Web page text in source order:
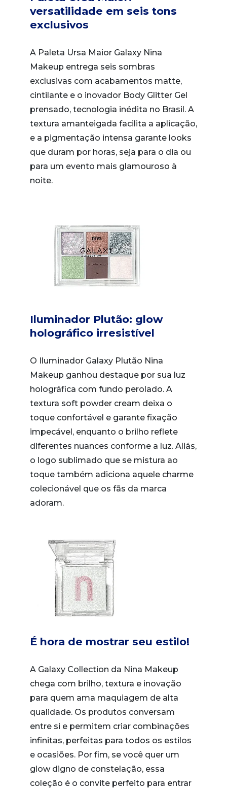
versatilidade em seis tons
exclusivos
A Paleta Ursa Maior Galaxy Nina
Makeup entrega seis sombras
exclusivas com acabamentos matte,
cintilante e o inovador Body Glitter Gel
prensado, tecnologia inédita no Brasil. A
textura amanteigada facilita a aplicação,
e a pigmentação intensa garante looks
que duram por horas, seja para o dia ou
para um evento mais glamouroso à
noite.
Iluminador Plutão: glow
holográfico irresistível
O Iluminador Galaxy Plutão Nina
Makeup ganhou destaque por sua luz
holográfica com fundo perolado. A
textura soft powder cream deixa o
toque confortável e garante fixação
impecável, enquanto o brilho reflete
diferentes nuances conforme a luz. Aliás,
o logo sublimado que se mistura ao
toque também adiciona aquele charme
colecionável que os fãs da marca
adoram.
É hora de mostrar seu estilo!
A Galaxy Collection da Nina Makeup
chega com brilho, textura e inovação
para quem ama maquiagem de alta
qualidade. Os produtos conversam
entre si e permitem criar combinações
infinitas, perfeitas para todos os estilos
e ocasiões. Por fim, se você quer um
glow digno de constelação, essa
coleção é o convite perfeito para entrar